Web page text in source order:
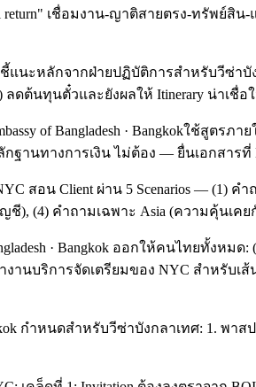
return" เชื่อมงาน-ญาติสายตรง-ทรัพย์
นะหลักจากฝ่ายปฏิบัติการสำหรับวีซ่าบั
ลดต้นทุนตั๋วและยังผลให้ Itinerary น่าเชื่
of Bangladesh · Bangkokใช้สูต
านทางการเงิน ไม่ต้อง — ยื่นเอกสารที่
สอน Client ผ่าน 5 Scenarios — (1)
), (4) คำถามเฉพาะ Asia (ความคุ้นเคย
· Bangkok ออกให้คนไทยทั้งหม
านบริการจัดเตรียมของ NYC สำหรับเส้
กำหนดสำหรับวีซ่าบังกลาเทศ: 1. พ